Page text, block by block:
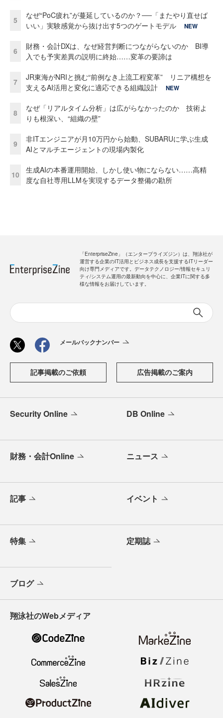
5
なぜ“PoC疲れ”が蔓延しているのか？──「またやり直せば
いい」実験感覚から抜け出す5つのゲートモデル
NEW
6
財務・会計DXは、なぜ経営判断につながらないのか BI導
入でも予実差異の説明に終始……変革の要諦は
7
JR東海がNRIと挑む“前例なき上流工程変革” リニア構想を
支えるAI活用と変化に適応できる組織設計
NEW
8
なぜ「リアルタイム分析」は広がらなかったのか 技術よ
りも根深い、“組織の壁”
9
非ITエンジニアが月10万円から始動、SUBARUに学ぶ生成
AIとマルチエージェントの現場内製化
10
生成AIの本番運用開始、しかし使い物にならない……高精
度な自社専用LLMを実現するデータ整備の勘所
「EnterpriseZine」（エンタープライズジン）は、翔泳社が
運営する企業のIT活用とビジネス成長を支援するITリーダー
向け専門メディアです。データテクノロジー/情報セキュリ
ティ/システム運用の最新動向を中心に、企業ITに関する多
様な情報をお届けしています。
メールバックナンバー
記事掲載のご依頼 広告掲載のご案内
Security Online DB Online
財務・会計Online ニュース
記事 イベント
特集 定期誌
ブログ
翔泳社のWebメディア